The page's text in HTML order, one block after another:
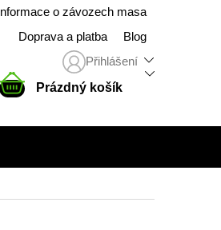
Informace o závozech masa
Doprava a platba
Blog
Přihlášení
NÁKUPNÍ
KOŠÍK
Prázdný košík